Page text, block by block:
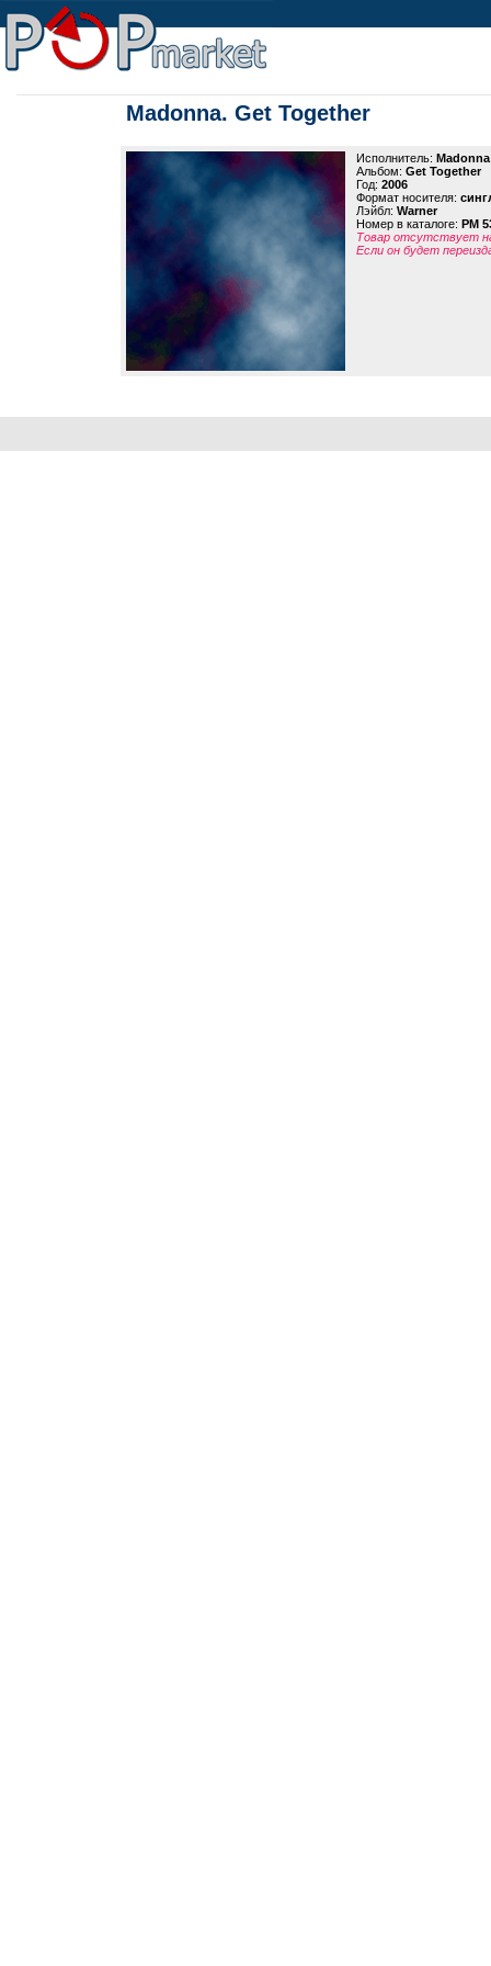
Madonna. Get Together
Исполнитель: Madonna
Альбом: Get Together
Год: 2006
Формат носителя:
Лэйбл: Warner
Номер в каталоге: PM
Товар отсутствует
Если он будет